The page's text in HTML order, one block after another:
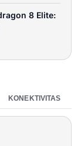
8 Elite:
KONEKTIVITAS